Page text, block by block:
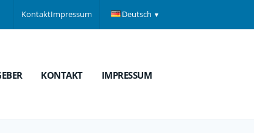
KontaktImpressum Deutsch
KONTAKT IMPRESSUM